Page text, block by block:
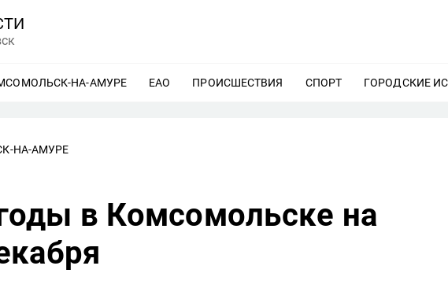
НА-АМУРЕ ЕЩЕ
ЕАО ЕЩЕ
ПРОИСШЕСТВИЯ ЕЩЕ
СПОРТ ЕЩЕ
ГОРОДСКИЕ
НА-АМУРЕ
в Комсомольске на